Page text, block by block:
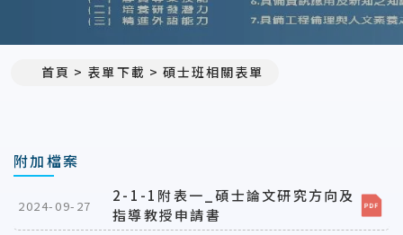
首頁 表單下載 碩士班相關表單
附加檔案
2024-09-27
2-1-1附表一_碩士論文研究方向及
指導教授申請書